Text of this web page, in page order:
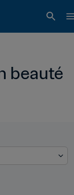
beauté